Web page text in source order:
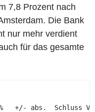
7,8 Prozent nach
Die Bank
nur mehr verdient
für das gesamte
+/- abs.  Schluss